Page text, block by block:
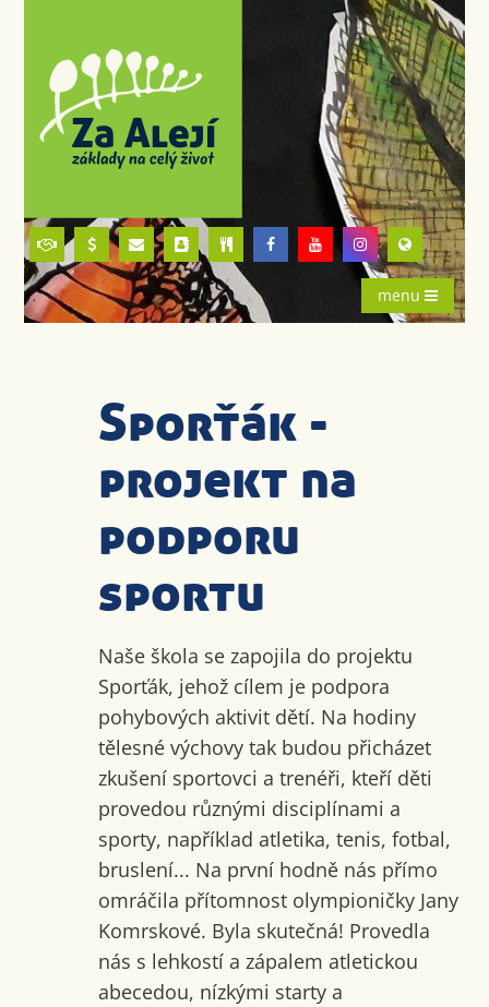
menu
Sporťák -
projekt na
podporu
sportu
Naše škola se zapojila do projektu
Sporťák, jehož cílem je podpora
pohybových aktivit dětí. Na hodiny
tělesné výchovy tak budou přicházet
zkušení sportovci a trenéři, kteří děti
provedou různými disciplínami a
sporty, například atletika, tenis, fotbal,
bruslení... Na první hodně nás přímo
omráčila přítomnost olympioničky Jany
Komrskové. Byla skutečná! Provedla
nás s lehkostí a zápalem atletickou
abecedou, nízkými starty a